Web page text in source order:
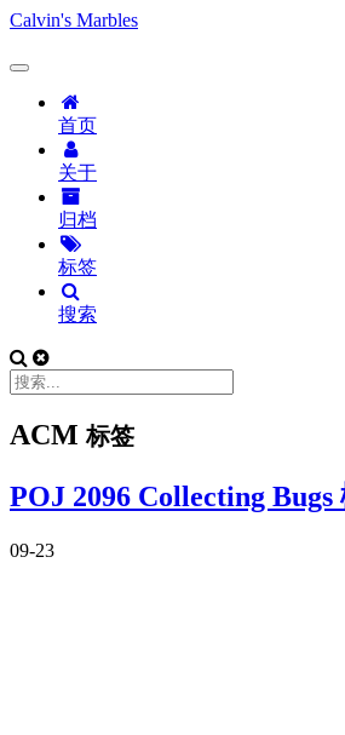
Calvin's Marbles
首页
关于
归档
标签
搜索
ACM标签
POJ 2096 Collecting Bugs
09-23